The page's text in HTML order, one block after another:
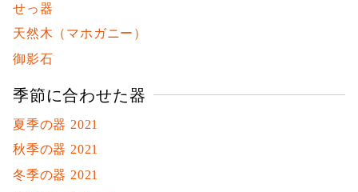
せっ器
天然木（マホガニー）
御影石
季節に合わせた器
夏季の器 2021
秋季の器 2021
冬季の器 2021